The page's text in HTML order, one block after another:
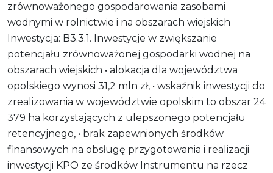
zrównoważonego gospodarowania zasobami
wodnymi w rolnictwie i na obszarach wiejskich
Inwestycja: B3.3.1. Inwestycje w zwiększanie
potencjału zrównoważonej gospodarki wodnej na
obszarach wiejskich • alokacja dla województwa
opolskiego wynosi 31,2 mln zł, • wskaźnik inwestycji do
zrealizowania w województwie opolskim to obszar 24
379 ha korzystających z ulepszonego potencjału
retencyjnego, • brak zapewnionych środków
finansowych na obsługę przygotowania i realizacji
inwestycji KPO ze środków Instrumentu na rzecz